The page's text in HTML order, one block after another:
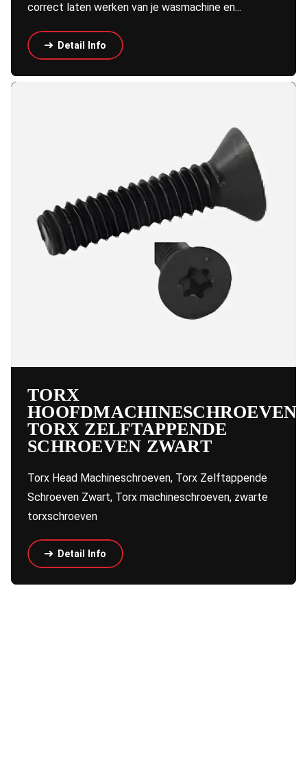
correct laten werken van je wasmachine en...
Detail Info
TORX
HOOFDMACHINESCHROEVEN,
TORX ZELFTAPPENDE
SCHROEVEN ZWART
Torx Head Machineschroeven, Torx Zelftappende
Schroeven Zwart, Torx machineschroeven, zwarte
torxschroeven
Detail Info